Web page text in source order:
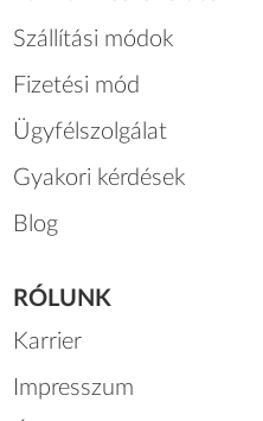
Szállítási módok
Fizetési mód
Ügyfélszolgálat
Gyakori kérdések
Blog
RÓLUNK
Karrier
Impresszum